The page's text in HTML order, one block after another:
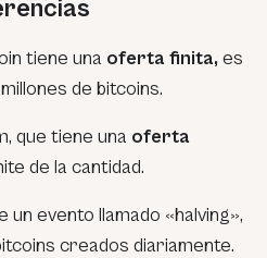
tiene una oferta finita, es
de bitcoins.
que tiene una oferta
de la cantidad.
un evento llamado «halving»,
creados diariamente.